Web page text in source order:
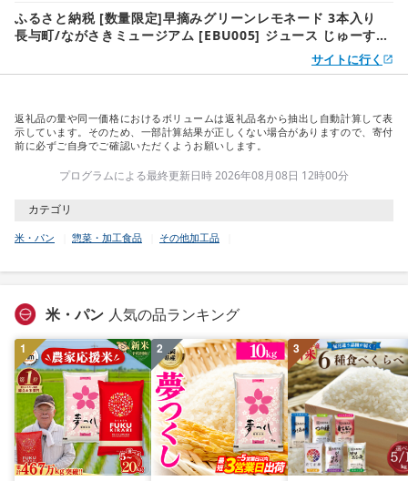
ふるさと納税 [数量限定]早摘みグリーンレモネード 3本入り
長与町/ながさきミュージアム [EBU005] ジュース じゅーす
サイトに行く
返礼品の量や同一価格におけるボリュームは返礼品名から抽出し自動計算して表
示しています。そのため、一部計算結果が正しくない場合がありますので、寄付
前に必ずご自身でご確認いただくようお願いします。
プログラムによる最終更新日時 2026年08月08日 12時00分
カテゴリ
米・パン 惣菜・加工食品 その他加工品
米・パン 人気の品ランキング
1 2 3